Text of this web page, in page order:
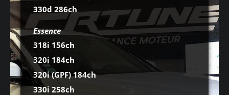
330d 286ch
Essence
318i 156ch
320i 184ch
320i (GPF) 184ch
330i 258ch